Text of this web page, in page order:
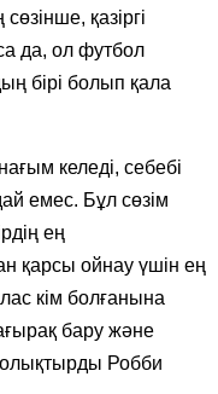
қазіргі
да, ол футбол
бірі болып қала
келеді, себебі
емес. Бұл сөзім
ең
қарсы ойнау үшін ең
кім болғанына
бару және
Робби